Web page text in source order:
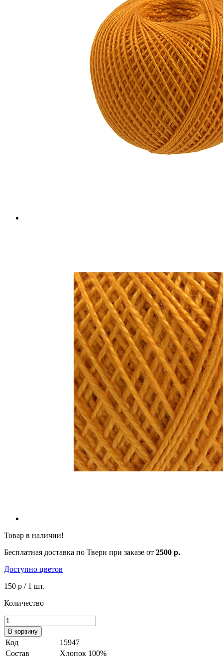
Товар в наличии!
Бесплатная доставка по Твери при заказе от 2500 р.
Доступно цветов
150 р / 1 шт.
Количество
В корзину
Код
15947
Состав
Хлопок 100%